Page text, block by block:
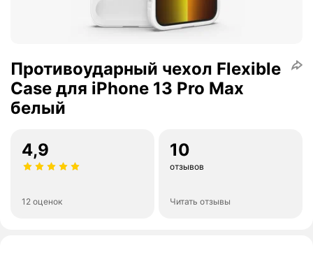
Противоударный чехол Flexible
Case для iPhone 13 Pro Max
белый
4,9
12 оценок
10
отзывов
Читать отзывы